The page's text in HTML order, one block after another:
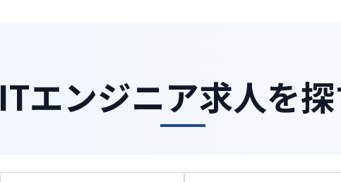
ITエンジニア求人を